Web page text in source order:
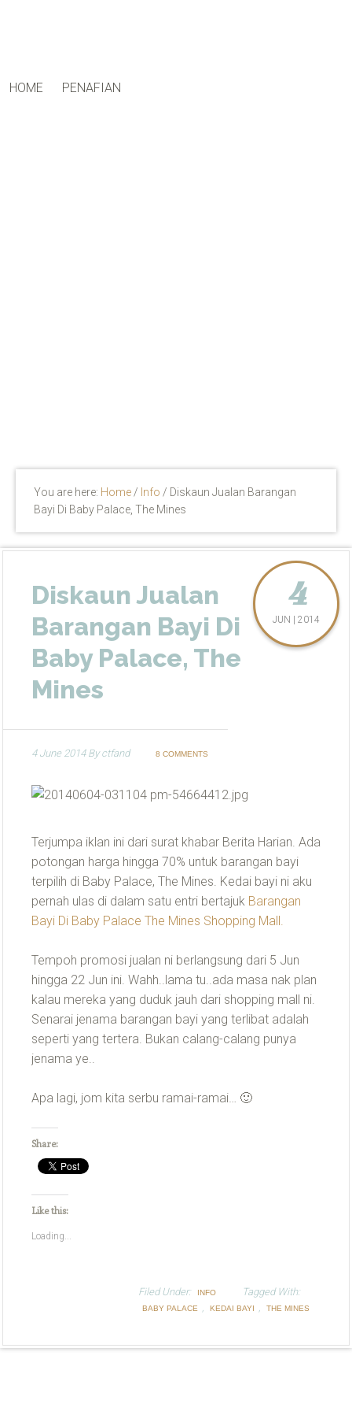
HOME PENAFIAN
You are here: Home / Info / Diskaun Jualan Barangan
Bayi Di Baby Palace, The Mines
Diskaun Jualan
Barangan Bayi Di
Baby Palace, The
Mines
4
JUN | 2014
4 June 2014Byctfand 8 COMMENTS
Terjumpa iklan ini dari surat khabar Berita Harian. Ada
potongan harga hingga 70% untuk barangan bayi
terpilih di Baby Palace, The Mines. Kedai bayi ni aku
pernah ulas di dalam satu entri bertajuk Barangan
Bayi Di Baby Palace The Mines Shopping Mall.
Tempoh promosi jualan ni berlangsung dari 5 Jun
hingga 22 Jun ini. Wahh..lama tu..ada masa nak plan
kalau mereka yang duduk jauh dari shopping mall ni.
Senarai jenama barangan bayi yang terlibat adalah
seperti yang tertera. Bukan calang-calang punya
jenama ye..
Apa lagi, jom kita serbu ramai-ramai… 🙂
Share:
Like this:
Loading...
Filed Under: INFO Tagged With:
BABY PALACE , KEDAI BAYI , THE MINES